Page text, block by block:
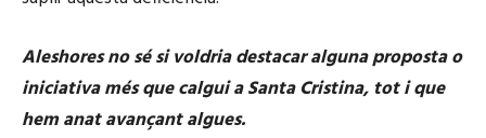
Aleshores no sé si voldria destacar alguna proposta o
iniciativa més que calgui a Santa Cristina, tot i que
hem anat avançant algues.